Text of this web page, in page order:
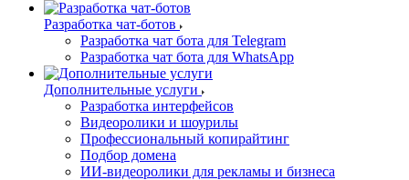
Разработка чат-ботов
Разработка чат бота для Telegram
Разработка чат бота для WhatsApp
Дополнительные услуги
Разработка интерфейсов
Видеоролики и шоурилы
Профессиональный копирайтинг
Подбор домена
ИИ-видеоролики для рекламы и бизнеса